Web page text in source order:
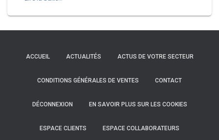
ACCUEIL ACTUALITÉS ACTUS DE VOTRE SECTEUR
CONDITIONS GÉNÉRALES DE VENTES CONTACT
DÉCONNEXION EN SAVOIR PLUS SUR LES COOKIES
ESPACE CLIENTS ESPACE COLLABORATEURS